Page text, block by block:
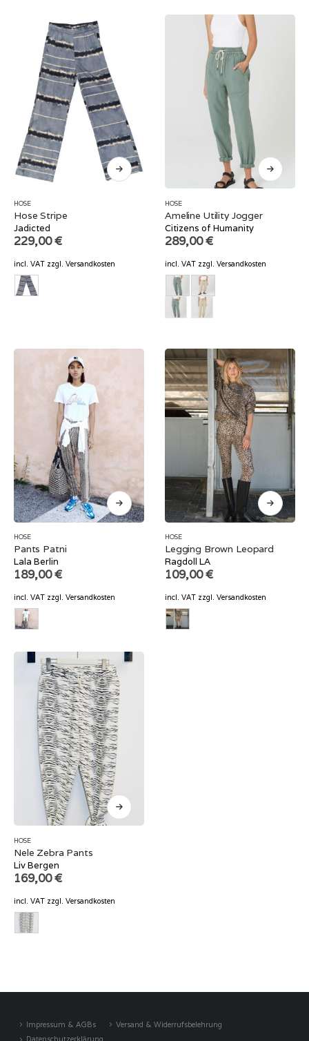
HOSE
Hose Stripe
Jadicted
229,00€
incl. VAT zzgl. Versandkosten
HOSE
Ameline Utility Jogger
Citizens of Humanity
289,00€
incl. VAT zzgl. Versandkosten
HOSE
Pants Patni
Lala Berlin
189,00€
incl. VAT zzgl. Versandkosten
HOSE
Legging Brown Leopard
Ragdoll LA
109,00€
incl. VAT zzgl. Versandkosten
HOSE
Nele Zebra Pants
Liv Bergen
169,00€
incl. VAT zzgl. Versandkosten
Impressum & AGBs
Versand & Widerrufsbelehrung